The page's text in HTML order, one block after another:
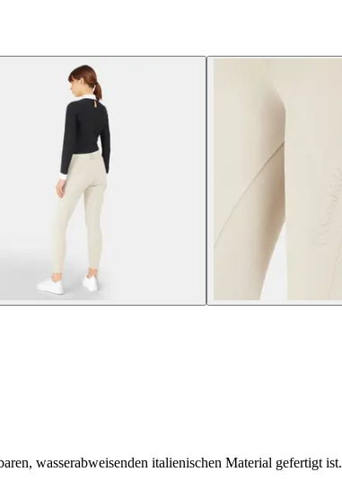
wasserabweisenden italienischen Material gefertigt ist.